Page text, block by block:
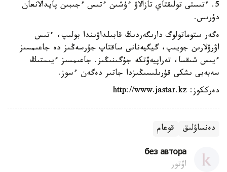
5. ءتىستى تولىقتاي تازالاۋ ءۇشىن ءتىس ءجىبىن پايدالانعان
دۇرىس.
ەگەر ستوماتولوگ دارىگەردىڭ قابىلداۋىندا بولىپ، ءتىس
اۋرۋلارىن جويىپ، گيگيەنانى ساقتاپ جۇرسەڭىز دە جاعىمسىز
ءيىس شىقسا، تەراپيەۆتكە جۇگىنىڭىز. جاعىمسىز ءيىستىڭ
سەبەبى ىشكى قۇرىلىسىڭىزدا جاتىر دەگەن ءسوز.
دەرككوز: http://www.jastar.kz
دەنساۋلىق قوعام
без автора
اۆتور